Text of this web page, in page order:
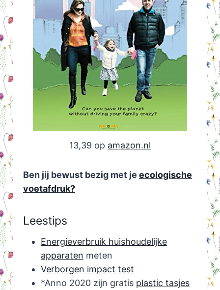
13,39 op amazon.nl
Ben jij bewust bezig met je ecologische
voetafdruk?
Leestips
Energieverbruik huishoudelijke
apparaten meten
Verborgen impact test
*Anno 2020 zijn gratis plastic tasjes